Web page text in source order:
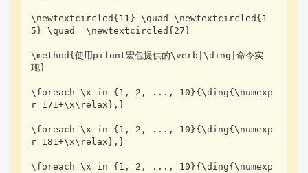
\newtextcircled{11} \quad \newtextcircled{1
5} \quad  \newtextcircled{27}
\method{使用pifont宏包提供的\verb|\ding|命令实
现}
\foreach \x in {1, 2, ..., 10}{\ding{\numexp
r 171+\x\relax},}
\foreach \x in {1, 2, ..., 10}{\ding{\numexp
r 181+\x\relax},}
\foreach \x in {1, 2, ..., 10}{\ding{\numexp